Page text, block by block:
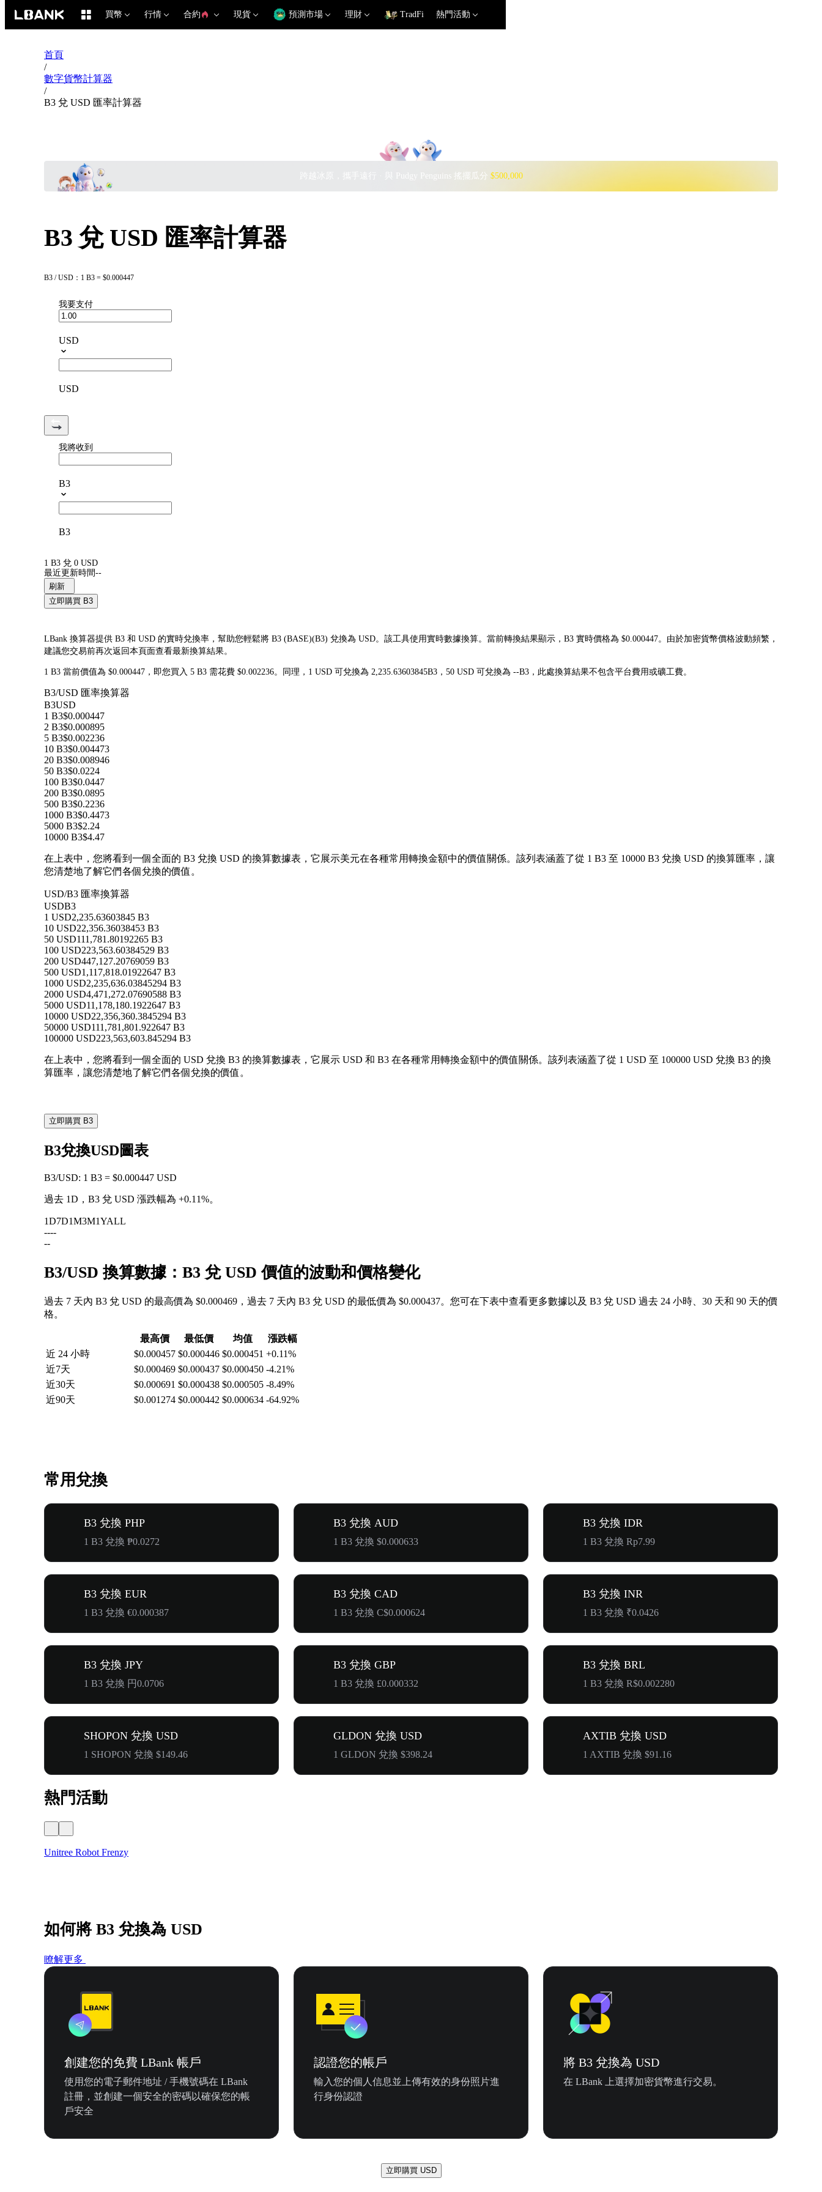
買幣 行情 合約 現貨 預測市場 理財 TradFi 熱門活動
首頁
/
數字貨幣計算器
/
B3 兌 USD 匯率計算器
跨越冰原，攜手遠行 · 與 Pudgy Penguins 搖擺瓜分 $500,000
B3 兌 USD 匯率計算器
B3 / USD：1 B3 = $0.000447
我要支付
USD
USD
我將收到
B3
B3
1 B3 兌 0 USD
最近更新時間--
刷新
立即購買 B3
LBank 換算器提供 B3 和 USD 的實時兌換率，幫助您輕鬆將 B3 (BASE)(B3) 兌換為 USD。該工具使用實時數據換算。當前轉換結果顯示，B3 實時價格為 $0.000447。由於加密貨幣價格波動頻繁，
建議您交易前再次返回本頁面查看最新換算結果。
1 B3 當前價值為 $0.000447，即您買入 5 B3 需花費 $0.002236。同理，1 USD 可兌換為 2,235.63603845B3，50 USD 可兌換為 --B3，此處換算結果不包含平台費用或礦工費。
B3/USD 匯率換算器
B3USD
1 B3$0.000447
2 B3$0.000895
5 B3$0.002236
10 B3$0.004473
20 B3$0.008946
50 B3$0.0224
100 B3$0.0447
200 B3$0.0895
500 B3$0.2236
1000 B3$0.4473
5000 B3$2.24
10000 B3$4.47
在上表中，您將看到一個全面的 B3 兌換 USD 的換算數據表，它展示美元在各種常用轉換金額中的價值關係。該列表涵蓋了從 1 B3 至 10000 B3 兌換 USD 的換算匯率，讓
您清楚地了解它們各個兌換的價值。
USD/B3 匯率換算器
USDB3
1 USD2,235.63603845 B3
10 USD22,356.36038453 B3
50 USD111,781.80192265 B3
100 USD223,563.60384529 B3
200 USD447,127.20769059 B3
500 USD1,117,818.01922647 B3
1000 USD2,235,636.03845294 B3
2000 USD4,471,272.07690588 B3
5000 USD11,178,180.1922647 B3
10000 USD22,356,360.3845294 B3
50000 USD111,781,801.922647 B3
100000 USD223,563,603.845294 B3
在上表中，您將看到一個全面的 USD 兌換 B3 的換算數據表，它展示 USD 和 B3 在各種常用轉換金額中的價值關係。該列表涵蓋了從 1 USD 至 100000 USD 兌換 B3 的換
算匯率，讓您清楚地了解它們各個兌換的價值。
立即購買 B3
B3兌換USD圖表
B3/USD: 1 B3 = $0.000447 USD
過去 1D，B3 兌 USD 漲跌幅為 +0.11%。
1D7D1M3M1YALL
----
--
B3/USD 換算數據：B3 兌 USD 價值的波動和價格變化
過去 7 天內 B3 兌 USD 的最高價為 $0.000469，過去 7 天內 B3 兌 USD 的最低價為 $0.000437。您可在下表中查看更多數據以及 B3 兌 USD 過去 24 小時、30 天和 90 天的價
格。
最高價 最低價 均值
漲跌幅
近 24 小時
$0.000457 $0.000446 $0.000451 +0.11%
近7天
$0.000469 $0.000437 $0.000450 -4.21%
近30天
$0.000691 $0.000438 $0.000505 -8.49%
近90天
$0.001274 $0.000442 $0.000634 -64.92%
常用兌換
B3 兌換 PHP
1 B3 兌換 ₱0.0272
B3 兌換 AUD
1 B3 兌換 $0.000633
B3 兌換 IDR
1 B3 兌換 Rp7.99
B3 兌換 EUR
1 B3 兌換 €0.000387
B3 兌換 CAD
1 B3 兌換 C$0.000624
B3 兌換 INR
1 B3 兌換 ₹0.0426
B3 兌換 JPY
1 B3 兌換 円0.0706
B3 兌換 GBP
1 B3 兌換 £0.000332
B3 兌換 BRL
1 B3 兌換 R$0.002280
SHOPON 兌換 USD
1 SHOPON 兌換 $149.46
GLDON 兌換 USD
1 GLDON 兌換 $398.24
AXTIB 兌換 USD
1 AXTIB 兌換 $91.16
熱門活動
Unitree Robot Frenzy
如何將 B3 兌換為 USD
瞭解更多
創建您的免費 LBank 帳戶
使用您的電子郵件地址 / 手機號碼在 LBank
註冊，並創建一個安全的密碼以確保您的帳
戶安全
認證您的帳戶
輸入您的個人信息並上傳有效的身份照片進
行身份認證
將 B3 兌換為 USD
在 LBank 上選擇加密貨幣進行交易。
立即購買 USD